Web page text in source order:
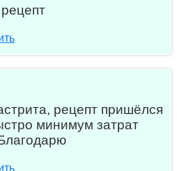
рецепт пришёлся
минимум затрат